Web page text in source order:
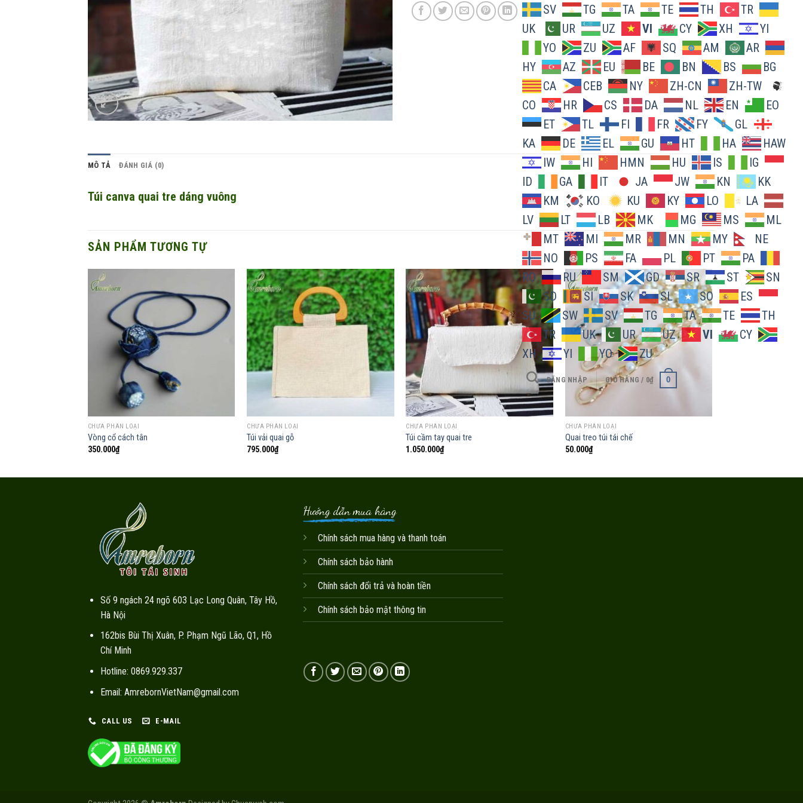
SV
TG TA TE TH
TR
UK
UR UZ VI CY XH
YI
YO
ZU AF SQ AM
AR
HY
AZ EU BE BN BS
BG
CA
CEB NY ZH-CN
ZH-TW
CO
HR CS DA NL EN
EO
ET
TL FI FR FY
GL
KA
DE EL GU HT HA
HAW
IW
HI HMN HU IS
IG
ID
GA IT JA JW KN
KK
KM
KO KU KY LO
LA
LV
LT LB MK MG MS
ML
MT
MI MR MN MY
NE
NO
PS FA PL PT
PA
RO
RU SM GD SR ST
SN
SD
SI SK SL SO
ES
SU
SW SV TG TA TE
TH
TR
UK UR UZ VI
CY
XH
YI YO ZU
ĐĂNG NHẬP GIỎ HÀNG / 0₫ 0
MÔ TẢ ĐÁNH GIÁ (0)
Túi canva quai tre dáng vuông
SẢN PHẨM TƯƠNG TỰ
Add to
wishlist
CHƯA PHÂN LOẠI
Vòng cổ cách tân
350.000₫
Add to
wishlist
CHƯA PHÂN LOẠI
Túi vải quai gỗ
795.000₫
Add to
wishlist
CHƯA PHÂN LOẠI
Túi cầm tay quai tre
1.050.000₫
Add to
wishlist
CHƯA PHÂN LOẠI
Quai treo túi tái chế
50.000₫
Số 9 ngách 24 ngõ 603 Lạc Long Quân, Tây Hồ,
Hà Nội
162bis Bùi Thị Xuân, P. Phạm Ngũ Lão, Q1, Hồ
Chí Minh
Hotline: 0869.929.337
Email: AmrebornVietNam@gmail.com
CALL US E-MAIL
Hướng dẫn mua hàng
Chính sách mua hàng và thanh toán
Chính sách bảo hành
Chính sách đổi trả và hoàn tiền
Chính sách bảo mật thông tin